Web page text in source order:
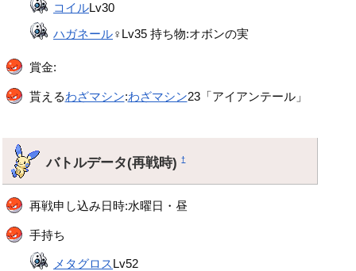
コイルLv30
ハガネール♀Lv35 持ち物:オボンの実
賞金:
貰えるわざマシン:わざマシン23「アイアンテール」
バトルデータ(再戦時)†
再戦申し込み日時:水曜日・昼
手持ち
メタグロスLv52